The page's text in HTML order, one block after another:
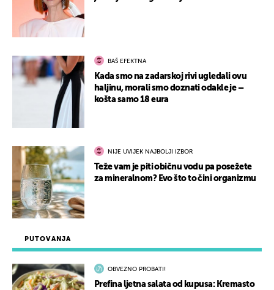
PUTOVANJA
OBVEZNO PROBATI!
Prefina ljetna salata od kupusa: Kremasto
BAŠ EFEKTNA
Kada smo na zadarskoj rivi ugledali ovu
haljinu, morali smo doznati odakle je –
košta samo 18 eura
NIJE UVIJEK NAJBOLJI IZBOR
Teže vam je piti običnu vodu pa posežete
za mineralnom? Evo što to čini organizmu